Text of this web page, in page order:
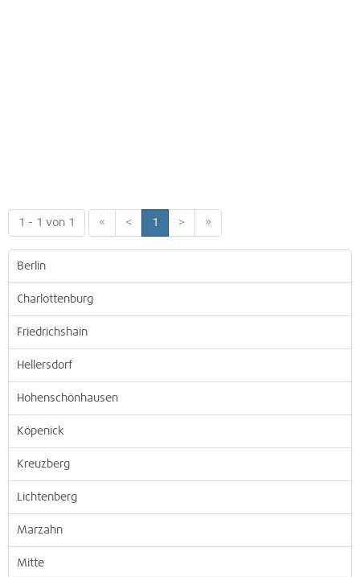
1 - 1 von 1 « < 1 > »
Berlin
Charlottenburg
Friedrichshain
Hellersdorf
Hohenschönhausen
Köpenick
Kreuzberg
Lichtenberg
Marzahn
Mitte